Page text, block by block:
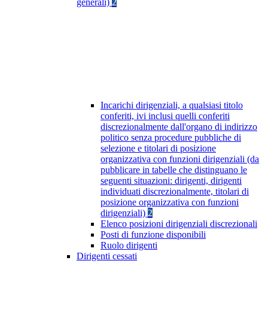
generali) 2
Incarichi dirigenziali, a qualsiasi titolo
conferiti, ivi inclusi quelli conferiti
discrezionalmente dall'organo di indirizzo
politico senza procedure pubbliche di
selezione e titolari di posizione
organizzativa con funzioni dirigenziali (da
pubblicare in tabelle che distinguano le
seguenti situazioni: dirigenti, dirigenti
individuati discrezionalmente, titolari di
posizione organizzativa con funzioni
dirigenziali) 2
Elenco posizioni dirigenziali discrezionali
Posti di funzione disponibili
Ruolo dirigenti
Dirigenti cessati